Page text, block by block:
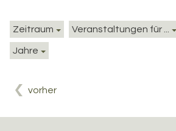
Zeitraum Veranstaltungen für ...
Jahre
vorher